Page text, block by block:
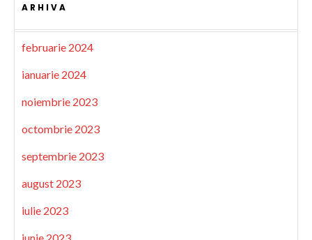
ARHIVA
februarie 2024
ianuarie 2024
noiembrie 2023
octombrie 2023
septembrie 2023
august 2023
iulie 2023